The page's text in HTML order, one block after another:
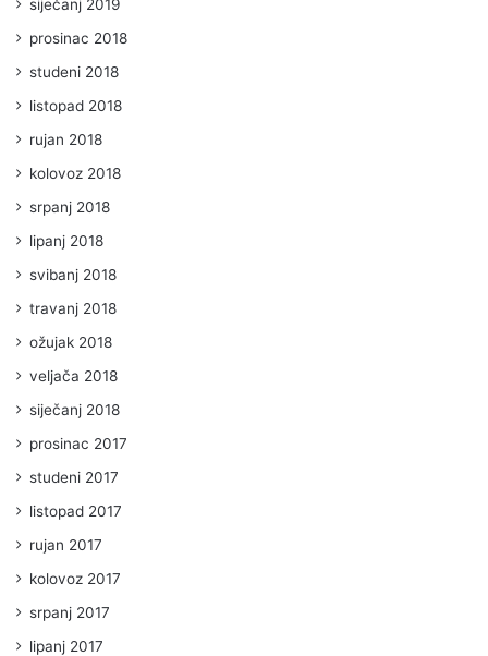
siječanj 2019
prosinac 2018
studeni 2018
listopad 2018
rujan 2018
kolovoz 2018
srpanj 2018
lipanj 2018
svibanj 2018
travanj 2018
ožujak 2018
veljača 2018
siječanj 2018
prosinac 2017
studeni 2017
listopad 2017
rujan 2017
kolovoz 2017
srpanj 2017
lipanj 2017